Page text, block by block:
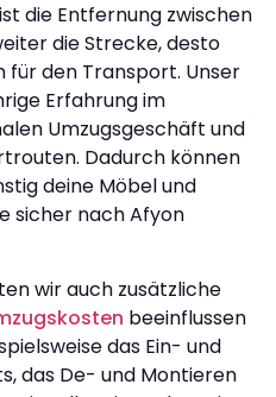
die Entfernung zwischen
die Strecke, desto
für den Transport. Unser
Erfahrung im
Umzugsgeschäft und
Dadurch können
deine Möbel und
sicher nach Afyon
wir auch zusätzliche
beeinflussen
das Ein- und
das De- und Montieren